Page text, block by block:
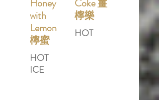
Honey
with
Lemon
檸蜜
HOT
ICE
Coke 薑
檸樂
HOT